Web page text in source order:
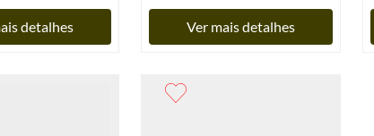
detalhes Ver mais detalhes